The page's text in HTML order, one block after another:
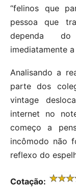
“felinos que
pessoa que
dependa
imediatamente
Analisando a
parte dos
vintage
internet no
começo a
incômodo não
reflexo do
Cotação: